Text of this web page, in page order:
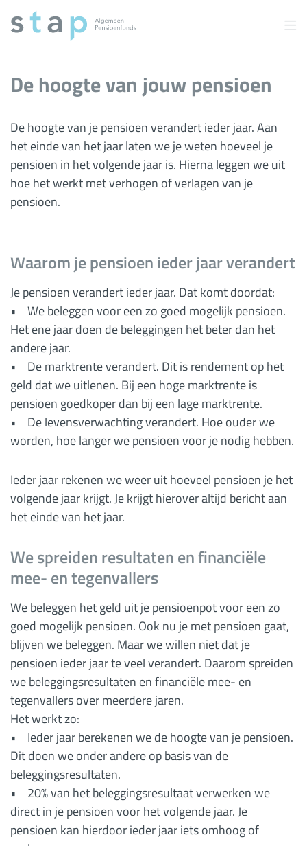
en
naar
De hoogte van jouw pensioen
De hoogte van je pensioen verandert ieder jaar. Aan
het einde van het jaar laten we je weten hoeveel je
pensioen in het volgende jaar is. Hierna leggen we uit
hoe het werkt met verhogen of verlagen van je
pensioen.
Waarom je pensioen ieder jaar verandert
Je pensioen verandert ieder jaar. Dat komt doordat:
• We beleggen voor een zo goed mogelijk pensioen.
Het ene jaar doen de beleggingen het beter dan het
andere jaar.
• De marktrente verandert. Dit is rendement op het
geld dat we uitlenen. Bij een hoge marktrente is
pensioen goedkoper dan bij een lage marktrente.
• De levensverwachting verandert. Hoe ouder we
worden, hoe langer we pensioen voor je nodig hebben.
Ieder jaar rekenen we weer uit hoeveel pensioen je het
volgende jaar krijgt. Je krijgt hierover altijd bericht aan
het einde van het jaar.
We spreiden resultaten en financiële
mee- en tegenvallers
We beleggen het geld uit je pensioenpot voor een zo
goed mogelijk pensioen. Ook nu je met pensioen gaat,
blijven we beleggen. Maar we willen niet dat je
pensioen ieder jaar te veel verandert. Daarom spreiden
we beleggingsresultaten en financiële mee- en
tegenvallers over meerdere jaren.
Het werkt zo:
• Ieder jaar berekenen we de hoogte van je pensioen.
Dit doen we onder andere op basis van de
beleggingsresultaten.
• 20% van het beleggingsresultaat verwerken we
direct in je pensioen voor het volgende jaar. Je
pensioen kan hierdoor ieder jaar iets omhoog of